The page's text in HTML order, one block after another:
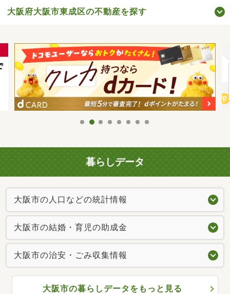
大阪府大阪市東成区の不動産を探す
暮らしデータ
大阪市の人口などの統計情報
大阪市の結婚・育児の助成金
大阪市の治安・ごみ収集情報
大阪市の暮らしデータをもっと見る